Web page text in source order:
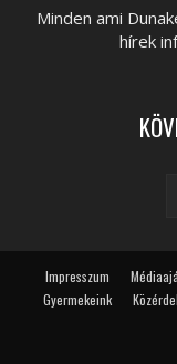
Minden ami
hírek
Impresszum
Gyermekeink